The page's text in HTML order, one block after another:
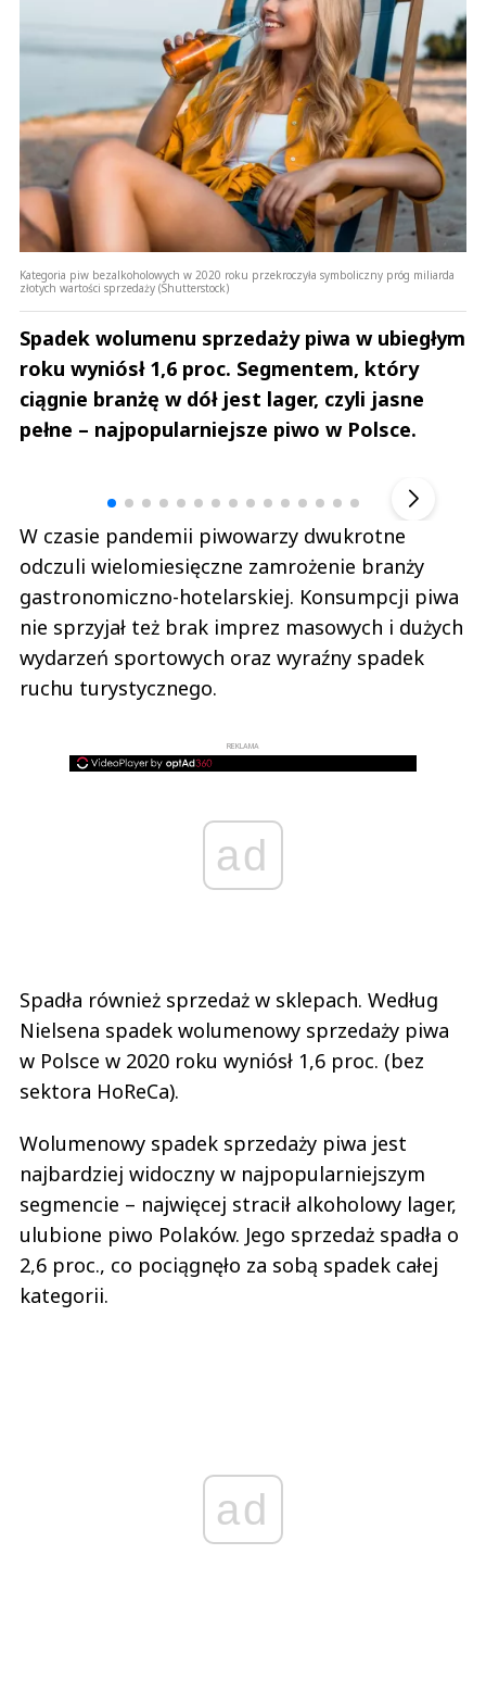
Kategoria piw bezalkoholowych w 2020 roku przekroczyła symboliczny próg miliarda
złotych wartości sprzedaży (Shutterstock)
Spadek wolumenu sprzedaży piwa w ubiegłym
roku wyniósł 1,6 proc. Segmentem, który
ciągnie branżę w dół jest lager, czyli jasne
pełne – najpopularniejsze piwo w Polsce.
W czasie pandemii piwowarzy dwukrotne
odczuli wielomiesięczne zamrożenie branży
gastronomiczno-hotelarskiej. Konsumpcji piwa
nie sprzyjał też brak imprez masowych i dużych
wydarzeń sportowych oraz wyraźny spadek
ruchu turystycznego.
REKLAMA
ad
Spadła również sprzedaż w sklepach. Według
Nielsena spadek wolumenowy sprzedaży piwa
w Polsce w 2020 roku wyniósł 1,6 proc. (bez
sektora HoReCa).
Wolumenowy spadek sprzedaży piwa jest
najbardziej widoczny w najpopularniejszym
segmencie – najwięcej stracił alkoholowy lager,
ulubione piwo Polaków. Jego sprzedaż spadła o
2,6 proc., co pociągnęło za sobą spadek całej
kategorii.
ad